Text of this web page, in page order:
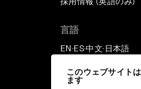
このウェブサイト
ます
言語
EN ▪ ES▪中文▪ 日本語